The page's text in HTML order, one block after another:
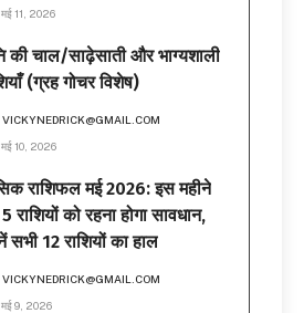
मई 11, 2026
की चाल/साढ़ेसाती और भाग्यशाली
(ग्रह गोचर विशेष)
VICKYNEDRICK@GMAIL.COM
मई 10, 2026
राशिफल मई 2026: इस महीने
राशियों को रहना होगा सावधान,
सभी 12 राशियों का हाल
VICKYNEDRICK@GMAIL.COM
मई 9, 2026